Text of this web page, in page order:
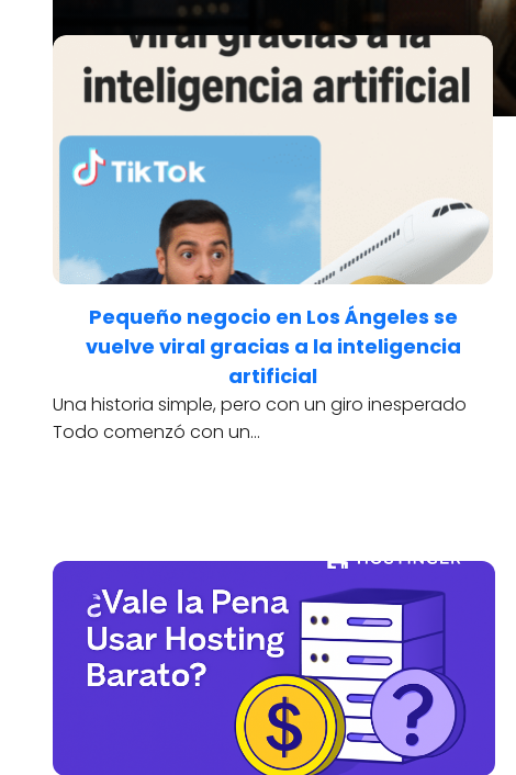
Pequeño negocio en Los Ángeles se
vuelve viral gracias a la inteligencia
artificial
Una historia simple, pero con un giro inesperado
Todo comenzó con un…